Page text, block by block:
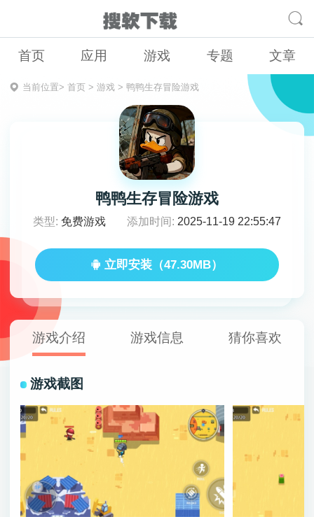
首页 应用 游戏 专题 文章
当前位置> 首页> 游戏> 鸭鸭生存冒险游戏
鸭鸭生存冒险游戏
类型: 免费游戏 添加时间: 2025-11-19 22:55:47
立即安装（47.30MB）
游戏介绍 游戏信息 猜你喜欢
游戏截图